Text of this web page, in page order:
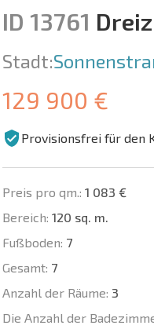
ID 13761
Stadt:
129 900 €
Provisionsfrei für den
Preis pro qm.: 1 083 €
Bereich: 120 sq. m.
Fußboden: 7
Gesamt: 7
Anzahl der Räume: 3
Die Anzahl der